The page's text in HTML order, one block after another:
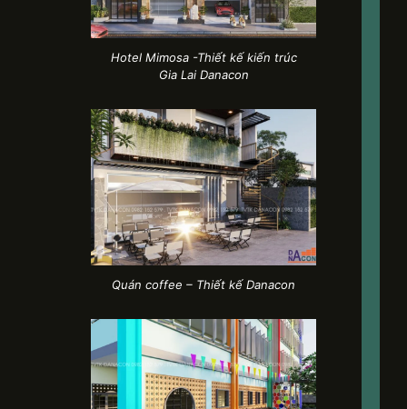
Hotel Mimosa -Thiết kế kiến trúc
Gia Lai Danacon
Quán coffee – Thiết kế Danacon